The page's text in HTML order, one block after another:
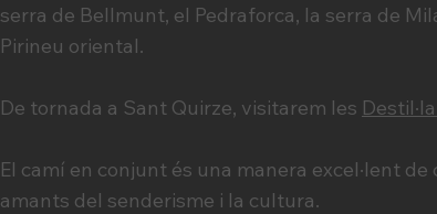
serra de Bellmunt, el Pedraforca, la serra de
Pirineu oriental.
De tornada a Sant Quirze, visitarem les
El camí en conjunt és una manera excel·lent
amants del senderisme i la cultura.